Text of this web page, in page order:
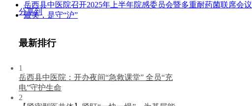
岳西县中医院召开2025年上半年院感委员会暨多重耐药菌联席会议
最美，是守“沪”
分享到
最新排行
1
岳西县中医院：开办夜间“急救课堂” 全员“充
电”守护生命
2